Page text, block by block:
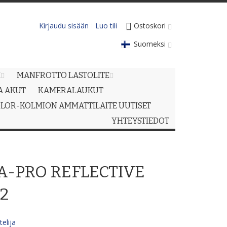
Ostoskori
Kirjaudu sisään
Luo tili
Suomeksi
MANFROTTO LASTOLITE
AKUT
KAMERALAUKUT
KOLMION AMMATTILAITE UUTISET
YHTEYSTIEDOT
PRO REFLECTIVE